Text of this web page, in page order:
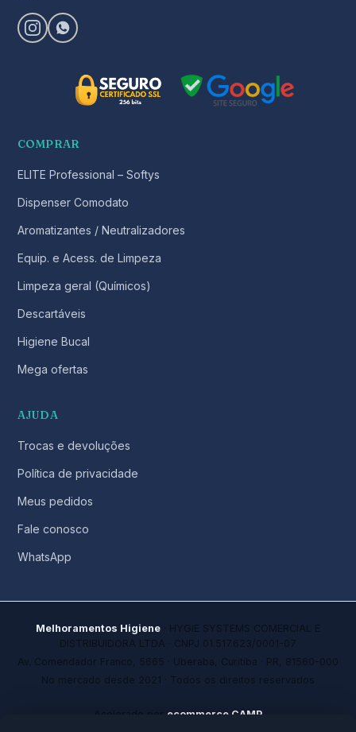
COMPRAR
ELITE Professional – Softys
Dispenser Comodato
Aromatizantes / Neutralizadores
Equip. e Acess. de Limpeza
Limpeza geral (Químicos)
Descartáveis
Higiene Bucal
Mega ofertas
AJUDA
Trocas e devoluções
Política de privacidade
Meus pedidos
Fale conosco
WhatsApp
Melhoramentos Higiene · HYGIE SYSTEMS COMERCIAL E
DISTRIBUIDORA LTDA · CNPJ 01.517.623/0001-07
Av. Comendador Franco, 5665 · Uberaba, Curitiba · PR, 81560-000
No mercado desde 2021 · Todos os direitos reservados
Acelerado por ecommerce.CAMP